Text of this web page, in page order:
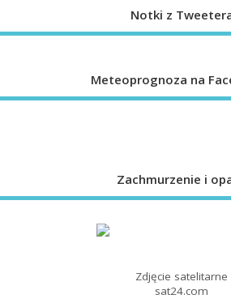
Notki z
Meteoprognoza na
Zachmurzenie i
Zdjęcie satelitarne
sat24.com